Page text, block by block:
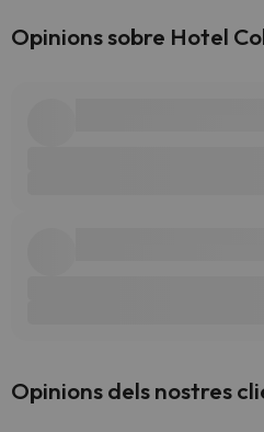
Opinions sobre Hotel
Opinions dels nostres